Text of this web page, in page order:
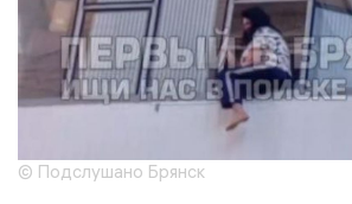
© Подслушано Брянск